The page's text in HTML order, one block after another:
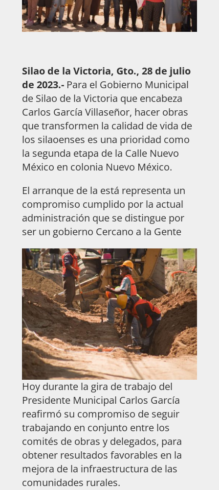
Silao de la Victoria, Gto., 28 de julio
de 2023.- Para el Gobierno Municipal
de Silao de la Victoria que encabeza
Carlos García Villaseñor, hacer obras
que transformen la calidad de vida de
los silaoenses es una prioridad como
la segunda etapa de la Calle Nuevo
México en colonia Nuevo México.
El arranque de la está representa un
compromiso cumplido por la actual
administración que se distingue por
ser un gobierno Cercano a la Gente
Hoy durante la gira de trabajo del
Presidente Municipal Carlos García
reafirmó su compromiso de seguir
trabajando en conjunto entre los
comités de obras y delegados, para
obtener resultados favorables en la
mejora de la infraestructura de las
comunidades rurales.